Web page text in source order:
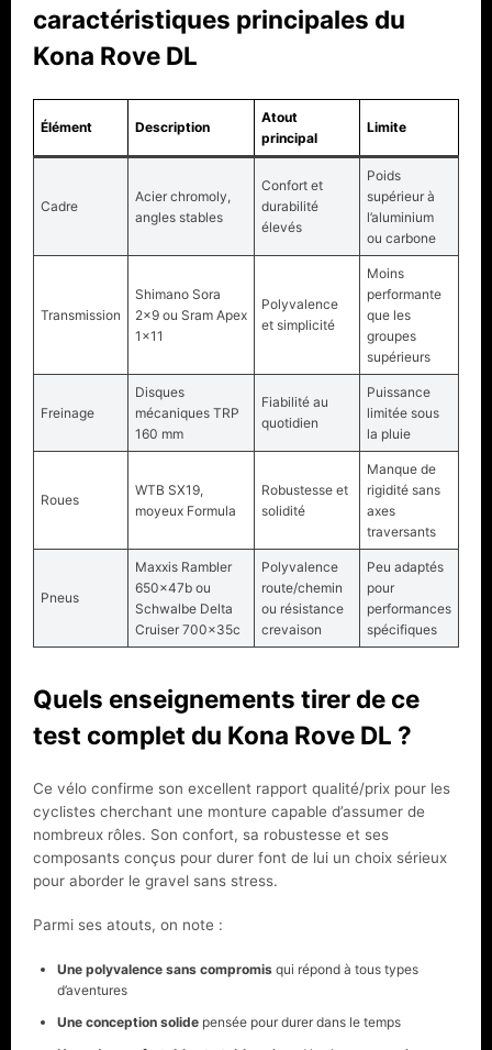
caractéristiques principales du
Kona Rove DL
Élément Description
Atout
principal
Limite
Cadre
Acier chromoly,
angles stables
Confort et
durabilité
élevés
Poids
supérieur à
l’aluminium
ou carbone
Transmission
Shimano Sora
2×9 ou Sram Apex
1×11
Polyvalence
et simplicité
Moins
performante
que les
groupes
supérieurs
Freinage
Disques
mécaniques TRP
160 mm
Fiabilité au
quotidien
Puissance
limitée sous
la pluie
Roues
WTB SX19,
moyeux Formula
Robustesse et
solidité
Manque de
rigidité sans
axes
traversants
Pneus
Maxxis Rambler
650x47b ou
Schwalbe Delta
Cruiser 700x35c
Polyvalence
route/chemin
ou résistance
crevaison
Peu adaptés
pour
performances
spécifiques
Quels enseignements tirer de ce
test complet du Kona Rove DL ?
Ce vélo confirme son excellent rapport qualité/prix pour les
cyclistes cherchant une monture capable d’assumer de
nombreux rôles. Son confort, sa robustesse et ses
composants conçus pour durer font de lui un choix sérieux
pour aborder le gravel sans stress.
Parmi ses atouts, on note :
Une polyvalence sans compromis qui répond à tous types
d’aventures
Une conception solide pensée pour durer dans le temps